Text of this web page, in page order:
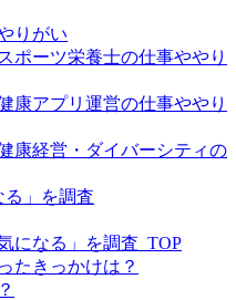
りがい
ポーツ栄養士の仕事ややり
康アプリ運営の仕事ややり
康経営・ダイバーシティの
」を調査
になる」を調査_TOP
たきっかけは？